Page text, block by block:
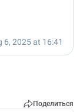
Поделиться